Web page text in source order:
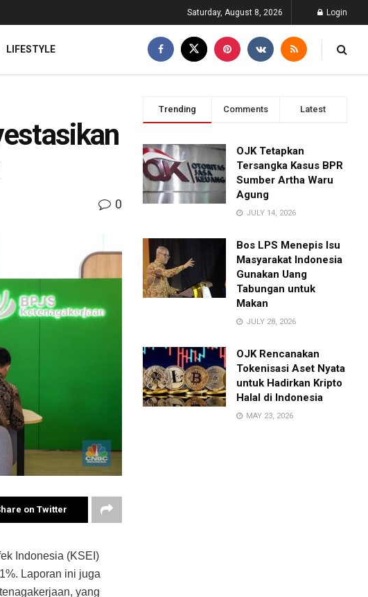
Saturday, August 8, 2026 Login
LIFESTYLE
0
on Twitter
Indonesia (KSEI)
Laporan ini juga
yang
Trending Comments Latest
OJK Tetapkan
Tersangka Kasus BPR
Sumber Artha Waru
Agung
JULY 14, 2026
Bos LPS Menepis Isu
Masyarakat Indonesia
Gunakan Uang
Tabungan untuk
Makan
JULY 28, 2026
OJK Rencanakan
Tokenisasi Aset Nyata
untuk Hadirkan Kripto
Halal di Indonesia
MAY 23, 2026